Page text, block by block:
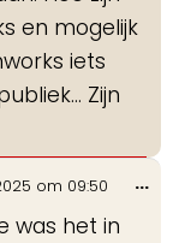
en mogelijk
iets
Zijn
om 09:50
was het in
...